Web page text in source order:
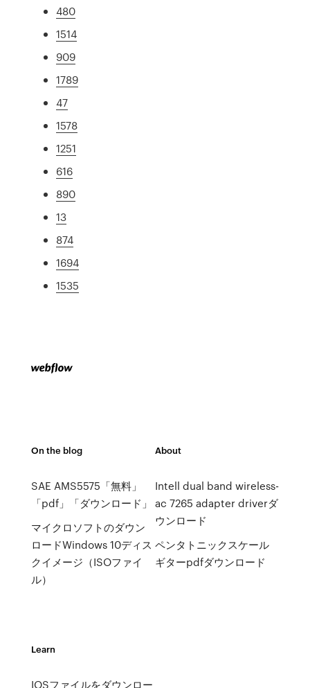
480
1514
909
1789
47
1578
1251
616
890
13
874
1694
1535
On the blog
SAE AMS5575「無料」
「pdf」「ダウンロード」
マイクロソフトのダウン
ロードWindows 10ディス
クイメージ（ISOファイ
ル）
About
Intell dual band wireless-
ac 7265 adapter driverダ
ウンロード
ペンタトニックスケール
ギターpdfダウンロード
Learn
IOSファイルをダウンロー